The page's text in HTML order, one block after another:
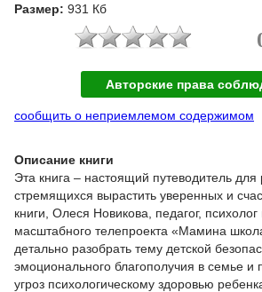
Размер: 931 Кб
Авторские права
сообщить о неприемлемом содержимом
Описание книги
Эта книга – настоящий путеводитель для
стремящихся вырастить уверенных и
книги, Олеся Новикова, педагог, психолог
масштабного телепроекта «Мамина
детально разобрать тему детской
эмоционального благополучия в семье и
угроз психологическому здоровью